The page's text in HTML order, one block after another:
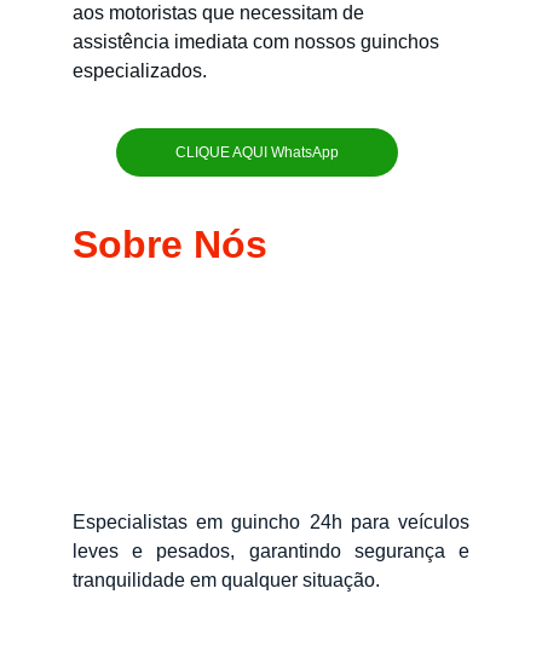
aos motoristas que necessitam de
assistência imediata com nossos guinchos
especializados.
CLIQUE AQUI WhatsApp
Sobre Nós
Especialistas em guincho 24h para veículos
leves e pesados, garantindo segurança e
tranquilidade em qualquer situação.